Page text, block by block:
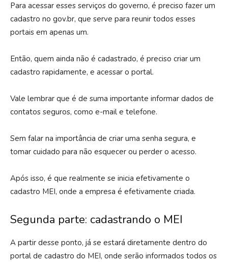
Para acessar esses serviços do governo, é preciso fazer um
cadastro no gov.br, que serve para reunir todos esses
portais em apenas um.
Então, quem ainda não é cadastrado, é preciso criar um
cadastro rapidamente, e acessar o portal.
Vale lembrar que é de suma importante informar dados de
contatos seguros, como e-mail e telefone.
Sem falar na importância de criar uma senha segura, e
tomar cuidado para não esquecer ou perder o acesso.
Após isso, é que realmente se inicia efetivamente o
cadastro MEI, onde a empresa é efetivamente criada.
Segunda parte: cadastrando o MEI
A partir desse ponto, já se estará diretamente dentro do
portal de cadastro do MEI, onde serão informados todos os